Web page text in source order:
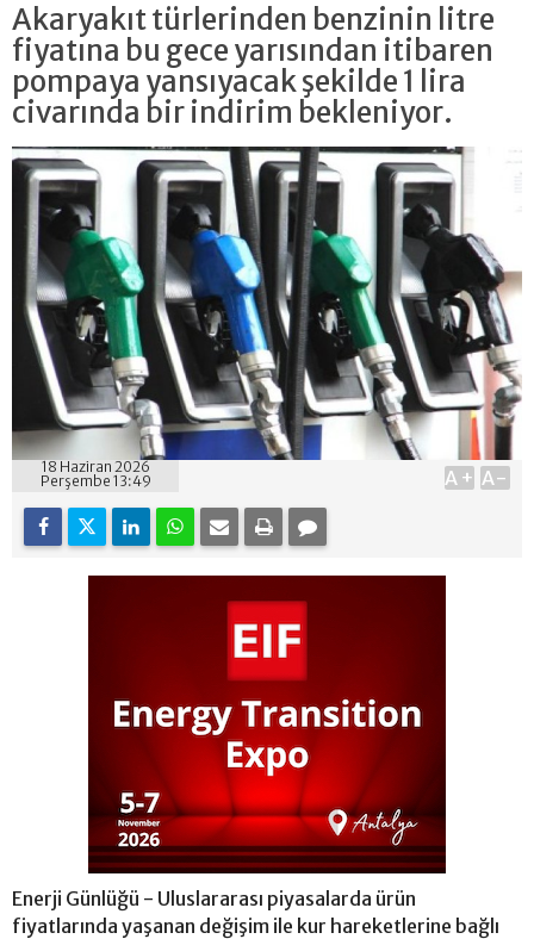
Akaryakıt türlerinden benzinin litre
fiyatına bu gece yarısından itibaren
pompaya yansıyacak şekilde 1 lira
civarında bir indirim bekleniyor.
18 Haziran 2026
Perşembe 13:49
A+ A-
Enerji Günlüğü - Uluslararası piyasalarda ürün
fiyatlarında yaşanan değişim ile kur hareketlerine bağlı